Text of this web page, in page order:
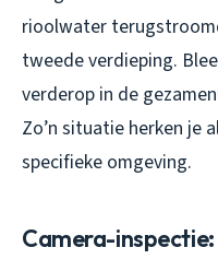
rioolwater
tweede verdieping.
verderop in de
Zo’n situatie herken je
specifieke omgeving.
Camera-